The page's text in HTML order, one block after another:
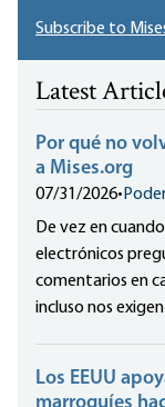
Subscribe to
Latest
Por qué no
a Mises.org
07/31/2026•
De vez en
electrónicos
comentarios en
incluso nos
Los EEUU